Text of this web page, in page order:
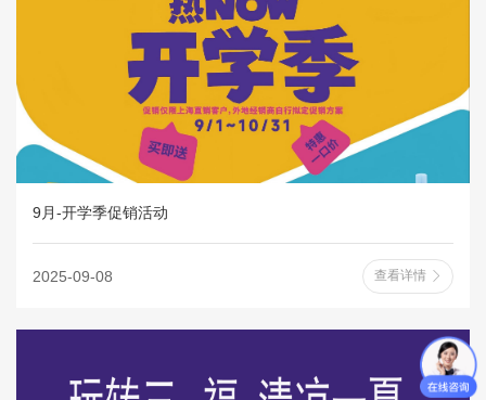
9月-开学季促销活动
2025-09-08 查看详情